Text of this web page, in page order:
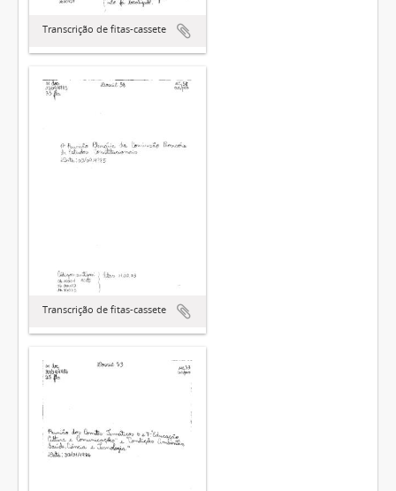
Transcrição de fitas-cassete
Transcrição de fitas-cassete